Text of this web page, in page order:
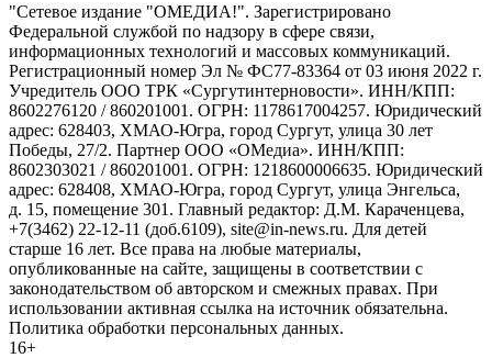
"Сетевое издание "ОМЕДИА!". Зарегистрировано
Федеральной службой по надзору в сфере связи,
информационных технологий и массовых коммуникаций.
Регистрационный номер Эл № ФС77-83364 от 03 июня 2022 г.
Учредитель ООО ТРК «Сургутинтерновости». ИНН/КПП:
8602276120 / 860201001. ОГРН: 1178617004257. Юридический
адрес: 628403, ХМАО-Югра, город Сургут, улица 30 лет
Победы, 27/2. Партнер ООО «ОМедиа». ИНН/КПП:
8602303021 / 860201001. ОГРН: 1218600006635. Юридический
адрес: 628408, ХМАО-Югра, город Сургут, улица Энгельса,
д. 15, помещение 301. Главный редактор: Д.М. Караченцева,
+7(3462) 22-12-11 (доб.6109), site@in-news.ru. Для детей
старше 16 лет. Все права на любые материалы,
опубликованные на сайте, защищены в соответствии с
законодательством об авторском и смежных правах. При
использовании активная ссылка на источник обязательна.
Политика обработки персональных данных.
16+